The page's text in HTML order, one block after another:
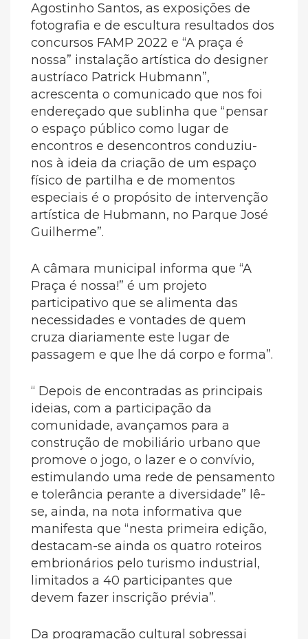
Agostinho Santos, as exposições de
fotografia e de escultura resultados dos
concursos FAMP 2022 e “A praça é
nossa” instalação artística do designer
austríaco Patrick Hubmann”,
acrescenta o comunicado que nos foi
endereçado que sublinha que “pensar
o espaço público como lugar de
encontros e desencontros conduziu-
nos à ideia da criação de um espaço
físico de partilha e de momentos
especiais é o propósito de intervenção
artística de Hubmann, no Parque José
Guilherme”.
A câmara municipal informa que “A
Praça é nossa!” é um projeto
participativo que se alimenta das
necessidades e vontades de quem
cruza diariamente este lugar de
passagem e que lhe dá corpo e forma”.
“ Depois de encontradas as principais
ideias, com a participação da
comunidade, avançamos para a
construção de mobiliário urbano que
promove o jogo, o lazer e o convívio,
estimulando uma rede de pensamento
e tolerância perante a diversidade” lê-
se, ainda, na nota informativa que
manifesta que “nesta primeira edição,
destacam-se ainda os quatro roteiros
embrionários pelo turismo industrial,
limitados a 40 participantes que
devem fazer inscrição prévia”.
Da programação cultural sobressai